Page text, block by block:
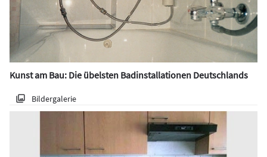
Kunst am Bau: Die übelsten Badinstallationen Deutschlands
Bildergalerie